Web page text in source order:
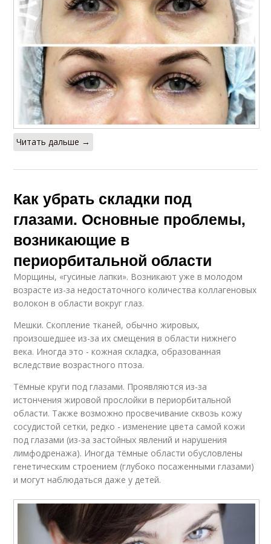
Читать дальше →
Как убрать складки под
глазами. Основные проблемы,
возникающие в
периорбитальной области
Морщины, «гусиные лапки». Возникают уже в молодом
возрасте из-за недостаточного количества коллагеновых
волокон в области вокруг глаз.
Мешки. Скопление тканей, обычно жировых,
произошедшее из-за их смещения в области нижнего
века. Иногда это - кожная складка, образованная
вследствие возрастного птоза.
Тёмные круги под глазами. Проявляются из-за
истончения жировой прослойки в периорбитальной
области. Также возможно просвечивание сквозь кожу
сосудистой сетки, редко - изменение цвета самой кожи
под глазами (из-за застойных явлений и нарушения
лимфодренажа). Иногда тёмные области обусловлены
генетическим строением (глубоко посаженными глазами)
и могут наблюдаться даже у детей.